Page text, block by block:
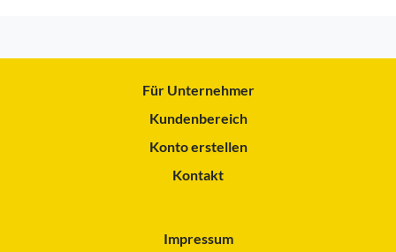
Für Unternehmer
Kundenbereich
Konto erstellen
Kontakt
Impressum